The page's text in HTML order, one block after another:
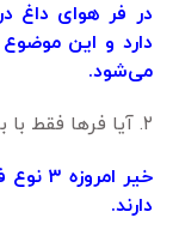
در فر هوای داغ
دارد و این
می‌شود.
۲. آیا فر‌ها فقط با برق کار می‌کنند؟
خیر
دارند.